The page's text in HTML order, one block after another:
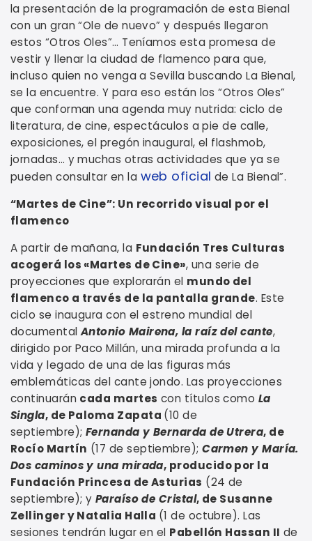
la presentación de la programación de esta Bienal
con un gran “Ole de nuevo” y después llegaron
estos “Otros Oles”… Teníamos esta promesa de
vestir y llenar la ciudad de flamenco para que,
incluso quien no venga a Sevilla buscando La Bienal,
se la encuentre. Y para eso están los “Otros Oles”
que conforman una agenda muy nutrida: ciclo de
literatura, de cine, espectáculos a pie de calle,
exposiciones, el pregón inaugural, el flashmob,
jornadas… y muchas otras actividades que ya se
pueden consultar en la web oficial de La Bienal”.
“Martes de Cine”: Un recorrido visual por el
flamenco
A partir de mañana, la Fundación Tres Culturas
acogerá los «Martes de Cine», una serie de
proyecciones que explorarán el mundo del
flamenco a través de la pantalla grande. Este
ciclo se inaugura con el estreno mundial del
documentalAntonio Mairena, la raíz del cante,
dirigido por Paco Millán, una mirada profunda a la
vida y legado de una de las figuras más
emblemáticas del cante jondo. Las proyecciones
continuarán cada martes con títulos como La
Singla, de Paloma Zapata (10 de
septiembre); Fernanda y Bernarda de Utrera, de
Rocío Martín (17 de septiembre);Carmen y María.
Dos caminos y una mirada, producido por la
Fundación Princesa de Asturias (24 de
septiembre); y Paraíso de Cristal, de Susanne
Zellinger y Natalia Halla (1 de octubre). Las
sesiones tendrán lugar en el Pabellón Hassan II de